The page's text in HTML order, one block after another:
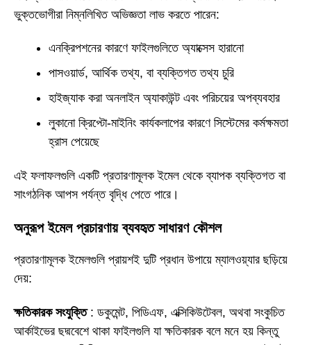
ভুক্তভোগীরা নিম্নলিখিত অভিজ্ঞতা লাভ করতে পারেন:
এনক্রিপশনের কারণে ফাইলগুলিতে অ্যাক্সেস হারানো
পাসওয়ার্ড, আর্থিক তথ্য, বা ব্যক্তিগত তথ্য চুরি
হাইজ্যাক করা অনলাইন অ্যাকাউন্ট এবং পরিচয়ের অপব্যবহার
লুকানো ক্রিপ্টো-মাইনিং কার্যকলাপের কারণে সিস্টেমের কর্মক্ষমতা
হ্রাস পেয়েছে
এই ফলাফলগুলি একটি প্রতারণামূলক ইমেল থেকে ব্যাপক ব্যক্তিগত বা
সাংগঠনিক আপস পর্যন্ত বৃদ্ধি পেতে পারে।
অনুরূপ ইমেল প্রচারণায় ব্যবহৃত সাধারণ কৌশল
প্রতারণামূলক ইমেলগুলি প্রায়শই দুটি প্রধান উপায়ে ম্যালওয়্যার ছড়িয়ে
দেয়:
ক্ষতিকারক সংযুক্তি: ডকুমেন্ট, পিডিএফ, এক্সিকিউটেবল, অথবা সংকুচিত
আর্কাইভের ছদ্মবেশে থাকা ফাইলগুলি যা ক্ষতিকারক বলে মনে হয় কিন্তু